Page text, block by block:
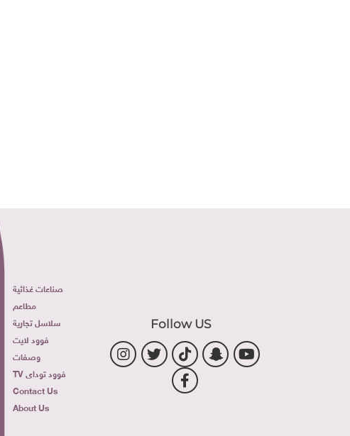
Follow US
صناعات غذائية
مطاعم
سلاسل تجارية
فوود لايت
وصفات
فوود توداى TV
Contact Us
About Us